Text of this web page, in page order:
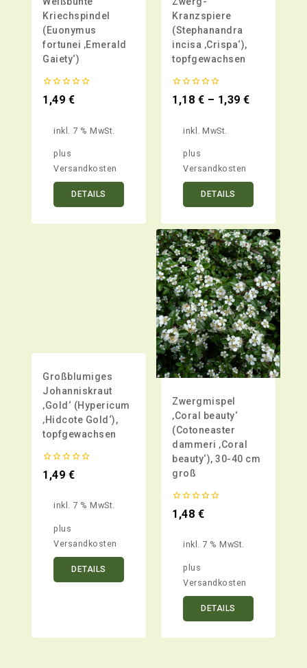
Kriechspindel
(Euonymus
fortunei ‚Emerald
Gaiety‘)
0
von
1,49 €
inkl. 7 % MwSt.
plus
Versandkosten
DETAILS
Kranzspiere
(Stephanandra
incisa ‚Crispa‘),
topfgewachsen
0
von
1,18 € – 1,39 €
inkl. MwSt.
plus
Versandkosten
DETAILS
Großblumiges
Johanniskraut
‚Gold‘ (Hypericum
‚Hidcote Gold‘),
topfgewachsen
0
von
1,49 €
inkl. 7 % MwSt.
plus
Versandkosten
DETAILS
Zwergmispel
‚Coral beauty‘
(Cotoneaster
dammeri ‚Coral
beauty‘), 30-40 cm
groß
0
von
1,48 €
inkl. 7 % MwSt.
plus
Versandkosten
DETAILS